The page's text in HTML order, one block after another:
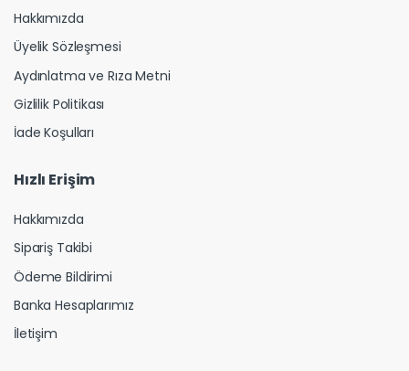
Hakkımızda
Üyelik Sözleşmesi
Aydınlatma ve Rıza Metni
Gizlilik Politikası
İade Koşulları
Hızlı Erişim
Hakkımızda
Sipariş Takibi
Ödeme Bildirimi
Banka Hesaplarımız
İletişim